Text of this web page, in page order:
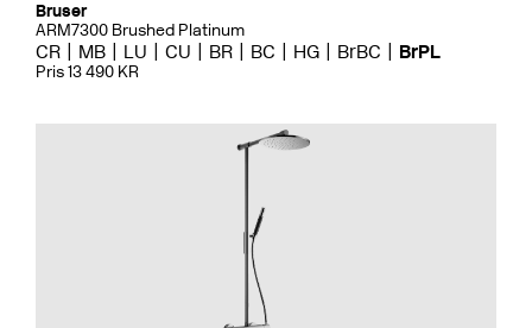
Bruser
ARM7300 Brushed Platinum
CR MB LU CU BR BC HG BrBC BrPL
Pris 13 490 KR